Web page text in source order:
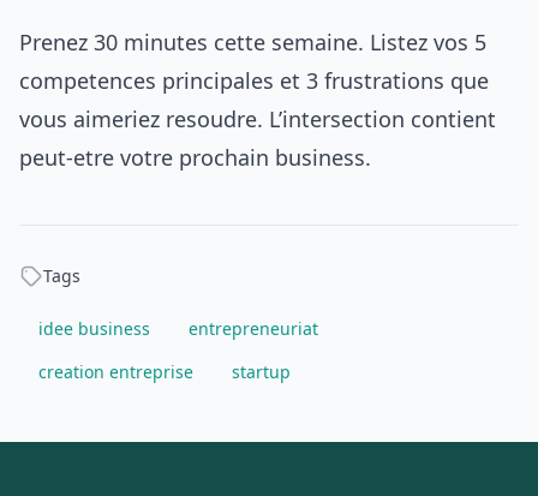
Prenez 30 minutes cette semaine. Listez vos 5
competences principales et 3 frustrations que
vous aimeriez resoudre. L’intersection contient
peut-etre votre prochain business.
Tags
idee business
entrepreneuriat
creation entreprise
startup